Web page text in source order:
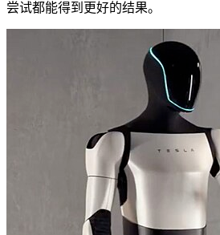
尝试都能得到更好的结果。